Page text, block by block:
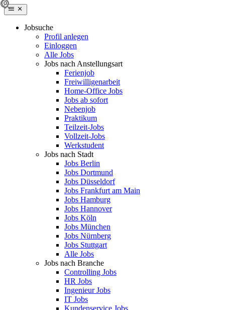
Jobsuche
Profil anlegen
Einloggen
Alle Jobs
Jobs nach Anstellungsart
Ferienjob
Freiwilligenarbeit
Home-Office Jobs
Jobs ab sofort
Nebenjob
Praktikum
Teilzeit-Jobs
Vollzeit-Jobs
Werkstudent
Jobs nach Stadt
Jobs Berlin
Jobs Dortmund
Jobs Düsseldorf
Jobs Frankfurt am Main
Jobs Hamburg
Jobs Hannover
Jobs Köln
Jobs München
Jobs Nürnberg
Jobs Stuttgart
Alle Jobs
Jobs nach Branche
Controlling Jobs
HR Jobs
Ingenieur Jobs
IT Jobs
Kundenservice Jobs